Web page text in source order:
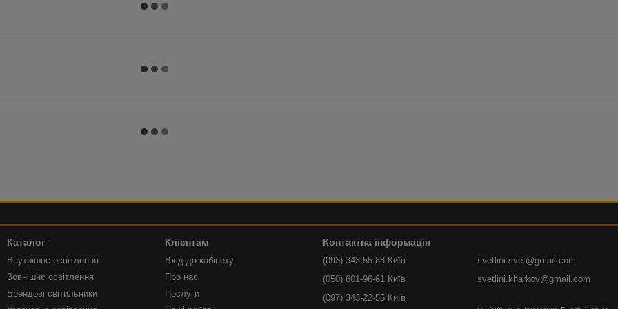
Каталог
Внутрішнє освітлення
Зовнішнє освітлення
Брендові світильники
Клієнтам
Вхід до кабінету
Про нас
Послуги
Контактна інформація
(093) 343-55-88 Київ
(050) 601-96-61 Київ
(097) 343-22-55 Київ
svetlini.svet@gmail.com
svetlini.kharkov@gmail.com